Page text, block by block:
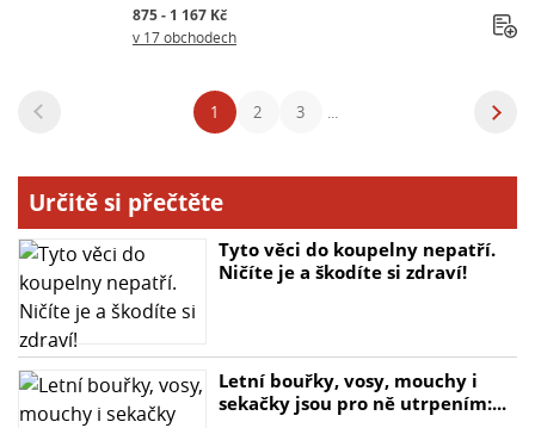
875 - 1 167 Kč
v 17 obchodech
1 2 3
Určitě si přečtěte
Tyto věci do koupelny nepatří.
Ničíte je a škodíte si zdraví!
Letní bouřky, vosy, mouchy i
sekačky jsou pro ně utrpením:...